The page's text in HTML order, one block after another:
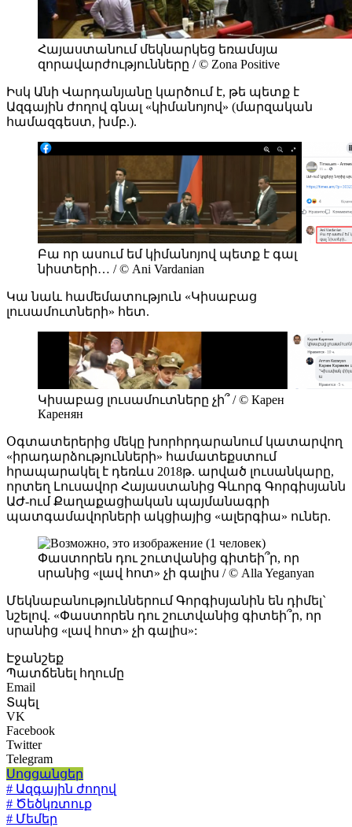
Հայաստանում մեկնարկեց եռամսյա
զորավարժությունները / © Zona Positive
Իսկ Անի Վարդանյանը կարծում է, թե պետք է
Ազգային ժողով գնալ «կիմանոյով» (մարզական
համազգեստ, խմբ.).
Բա որ ասում եմ կիմանոյով պետք է գալ
նիստերի… / © Ani Vardanian
Կա նաև համեմատություն «Կիսաբաց
լուսամուտների» հետ.
Կիսաբաց լուսամուտները չի՞ / © Карен
Каренян
Օգտատերերից մեկը խորհրդարանում կատարվող
«իրադարձությունների» համատեքստում
հրապարակել է դեռևս 2018թ. արված լուսանկարը,
որտեղ Լուսավոր Հայաստանից Գևորգ Գորգիսյանն
ԱԺ-ում Քաղաքացիական պայմանագրի
պատգամավորների ակցիայից «ալերգիա» ուներ.
Փաստորեն դու շուտվանից գիտեի՞ր, որ
սրանից «լավ հոտ» չի գալիս / © Alla Yeganyan
Մեկնաբանություններում Գորգիսյանին են դիմել`
նշելով. «Փաստորեն դու շուտվանից գիտեի՞ր, որ
սրանից «լավ հոտ» չի գալիս»:
Էջանշեք
Պատճենել հղումը
Email
Տպել
VK
Facebook
Twitter
Telegram
Սոցցանցեր
# Ազգային ժողով
# Ծեծկռտուք
# Մեմեր